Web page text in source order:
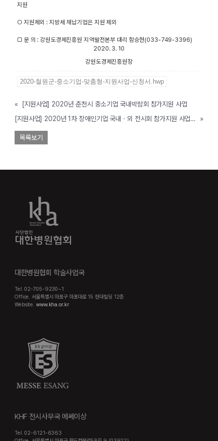
지원
○ 지원제외 : 지방세 체납기업은 지원 제외
□ 문 의 :강원도경제진흥원 지역발전본부 대리 함승현(033-749-3396)
2020. 3. 10
강원도경제진흥원장
2020-철원군-중소기업-맞춤형-지원사업-신청서.hwp
«
[지원사업] 2020년 춘천시 중소기업 국내박람회 참가지원 사업
[지원사업] 2020년 1차 장애인기업 국내ㆍ외 전시회 참가지원 사업 모집 공고
»
목록보기
대한병원협회 학술사업국
Tel. 02-705-9230~1
Office. 서울특별시 마포구 마포대로 15 현대빌딩 12층
Website.www.kha.or.kr
KHF 전시사무국 메쎄이상
Tel. 02-6121-6363